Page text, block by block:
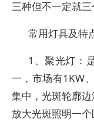
三种但不一定就三
常用灯具及特
1、聚光灯：
一，市场有1KW
集中，光斑轮廓
放大光斑照明一